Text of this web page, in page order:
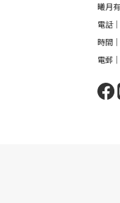
曦月有
電話
時間
電郵